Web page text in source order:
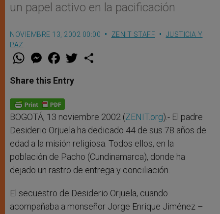
un papel activo en la pacificación
NOVIEMBRE 13, 2002 00:00 ZENIT STAFF
JUSTICIA Y
PAZ
W
t
s
p
p
M
e
s
e
g
e
F
a
e
b
o
k
w
Share this Entry
BOGOTÁ, 13 noviembre 2002 (ZENIT.org).- El padre
Desiderio Orjuela ha dedicado 44 de sus 78 años de
edad a la misión religiosa. Todos ellos, en la
población de Pacho (Cundinamarca), donde ha
dejado un rastro de entrega y conciliación.
El secuestro de Desiderio Orjuela, cuando
acompañaba a monseñor Jorge Enrique Jiménez –